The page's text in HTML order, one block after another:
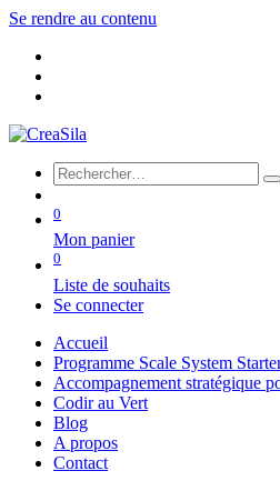
Se rendre au contenu
0
Mon panier
0
Liste de souhaits
Se connecter
Accueil
Programme Scale System
Accompagnement stratégique
Codir au Vert
Blog
A propos
Contact